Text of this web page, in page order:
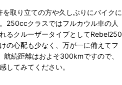
取り立ての方や久しぶりにバイクに
250ccクラスではフルカウル車の人
るクルーザータイプとしてRebel250
の心配も少なく、万が一に備えてフ
続距離はおよそ300kmですので、
してみてください。